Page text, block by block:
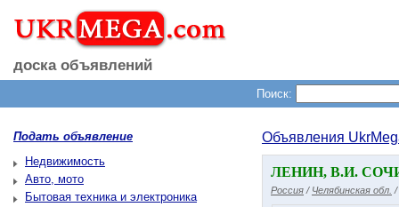
доска объявлений
Поиск:
Подать объявление
Недвижимость
Авто, мото
Бытовая техника и электроника
Объявления
ЛЕНИН, В.И.
Россия / Челябинская обл. /